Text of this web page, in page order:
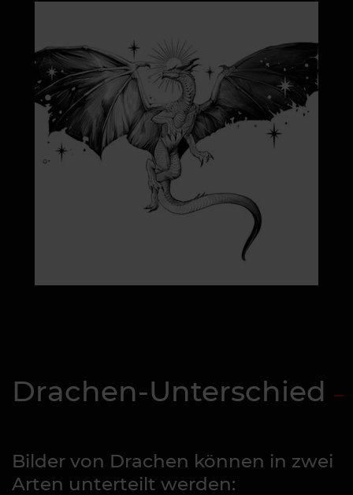
Drachen-Unterschied
Bilder von Drachen können in zwei
Arten unterteilt werden: